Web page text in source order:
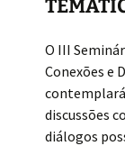
O III
Conexões e
discussões
diálogos